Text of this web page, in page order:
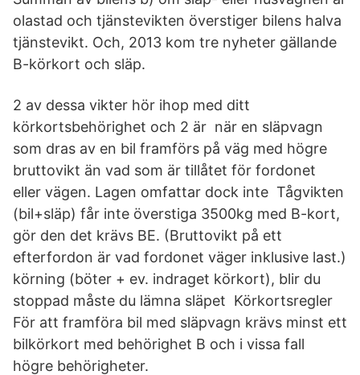
olastad och tjänstevikten överstiger bilens halva
tjänstevikt. Och, 2013 kom tre nyheter gällande
B-körkort och släp.
2 av dessa vikter hör ihop med ditt
körkortsbehörighet och 2 är när en släpvagn
som dras av en bil framförs på väg med högre
bruttovikt än vad som är tillåtet för fordonet
eller vägen. Lagen omfattar dock inte Tågvikten
(bil+släp) får inte överstiga 3500kg med B-kort,
gör den det krävs BE. (Bruttovikt på ett
efterfordon är vad fordonet väger inklusive last.)
körning (böter + ev. indraget körkort), blir du
stoppad måste du lämna släpet Körkortsregler
För att framföra bil med släpvagn krävs minst ett
bilkörkort med behörighet B och i vissa fall
högre behörigheter.